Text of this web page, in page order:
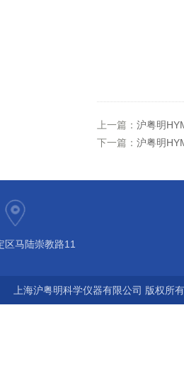
上一篇： 沪粤明
下一篇： 沪粤明
区马陆崇教路11
上海沪粤明科学仪器有限公司 版权所